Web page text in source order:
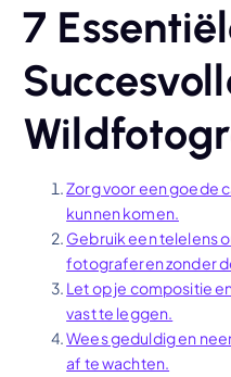
7
Zorg voor een goede
kunnen komen.
Gebruik een telelens
fotograferen zonder
Let op je compositie
vast te leggen.
Wees geduldig en
af te wachten.